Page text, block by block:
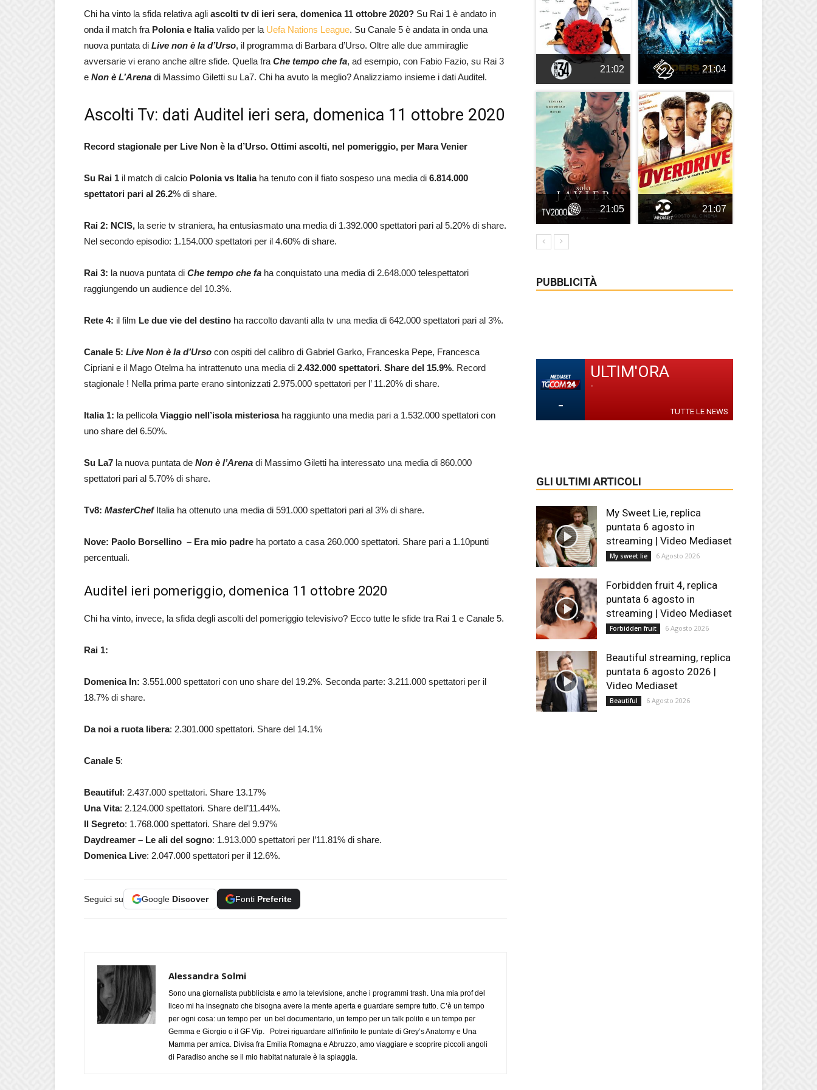
Chi ha vinto la sfida relativa agli ascolti tv di ieri sera, domenica 11 ottobre 2020? Su Rai 1 è andato in
onda il match fra Polonia e Italiavalido per la Uefa Nations League. Su Canale 5 è andata in onda una
nuova puntata di Live non è la d’Urso, il programma di Barbara d’Urso. Oltre alle due ammiraglie
avversarie vi erano anche altre sfide. Quella fra Che tempo che fa, ad esempio, con Fabio Fazio, su Rai 3
e Non è L’Arena di Massimo Giletti su La7. Chi ha avuto la meglio? Analizziamo insieme i dati Auditel.
Ascolti Tv: dati Auditel ieri sera, domenica 11 ottobre 2020
Record stagionale per Live Non è la d’Urso. Ottimi ascolti, nel pomeriggio, per Mara Venier
Su Rai 1 il match di calcio Polonia vs Italiaha tenuto con il fiato sospeso una media di 6.814.000
spettatori pari al 26.2% di share.
Rai 2: NCIS, la serie tv straniera, ha entusiasmato una media di 1.392.000 spettatori pari al 5.20% di share.
Nel secondo episodio: 1.154.000 spettatori per il 4.60% di share.
Rai 3: la nuova puntata di Che tempo che fa ha conquistato una media di 2.648.000 telespettatori
raggiungendo un audience del 10.3%.
Rete 4: il film Le due vie del destino ha raccolto davanti alla tv una media di 642.000 spettatori pari al 3%.
Canale 5: Live Non è la d’Urso con ospiti del calibro di Gabriel Garko, Franceska Pepe, Francesca
Cipriani e il Mago Otelma ha intrattenuto una media di 2.432.000 spettatori. Share del 15.9%. Record
stagionale ! Nella prima parte erano sintonizzati 2.975.000 spettatori per l’ 11.20% di share.
Italia 1: la pellicola Viaggio nell’isola misteriosaha raggiunto una media pari a 1.532.000 spettatori con
uno share del 6.50%.
Su La7 la nuova puntata de Non è l’Arena di Massimo Giletti ha interessato una media di 860.000
spettatori pari al 5.70% di share.
Tv8: MasterChefItalia ha ottenuto una media di 591.000 spettatori pari al 3% di share.
Nove: Paolo Borsellino – Era mio padre ha portato a casa 260.000 spettatori. Share pari a 1.10punti
percentuali.
Auditel ieri pomeriggio, domenica 11 ottobre 2020
Chi ha vinto, invece, la sfida degli ascolti del pomeriggio televisivo? Ecco tutte le sfide tra Rai 1 e Canale 5.
Rai 1:
Domenica In: 3.551.000 spettatori con uno share del 19.2%. Seconda parte: 3.211.000 spettatori per il
18.7% di share.
Da noi a ruota libera: 2.301.000 spettatori. Share del 14.1%
Canale 5:
Beautiful: 2.437.000 spettatori. Share 13.17%
Una Vita: 2.124.000 spettatori. Share dell’11.44%.
Il Segreto: 1.768.000 spettatori. Share del 9.97%
Daydreamer – Le ali del sogno: 1.913.000 spettatori per l’11.81% di share.
Domenica Live: 2.047.000 spettatori per il 12.6%.
Seguici su Google Discover Fonti Preferite
Alessandra Solmi
Sono una giornalista pubblicista e amo la televisione, anche i programmi trash. Una mia prof del
liceo mi ha insegnato che bisogna avere la mente aperta e guardare sempre tutto. C’è un tempo
per ogni cosa: un tempo per un bel documentario, un tempo per un talk polito e un tempo per
Gemma e Giorgio o il GF Vip. Potrei riguardare all'infinito le puntate di Grey’s Anatomy e Una
Mamma per amica. Divisa fra Emilia Romagna e Abruzzo, amo viaggiare e scoprire piccoli angoli
di Paradiso anche se il mio habitat naturale è la spiaggia.
21:02 21:04
21:05 21:07
PUBBLICITÀ
-
ULTIM'ORA
-
TUTTE LE NEWS
GLI ULTIMI ARTICOLI
My Sweet Lie, replica
puntata 6 agosto in
streaming | Video Mediaset
My sweet lie 6 Agosto 2026
Forbidden fruit 4, replica
puntata 6 agosto in
streaming | Video Mediaset
Forbidden fruit 6 Agosto 2026
Beautiful streaming, replica
puntata 6 agosto 2026 |
Video Mediaset
Beautiful 6 Agosto 2026